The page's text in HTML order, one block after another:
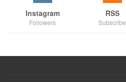
Instagram
Followers
RSS
Subscribe